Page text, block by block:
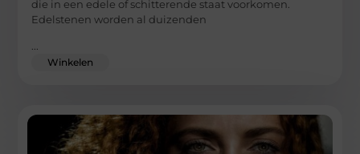
die in een edele of schitterende staat voorkomen.
Edelstenen worden al duizenden
Winkelen